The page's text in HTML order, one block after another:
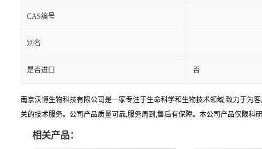
CAS编号
别名
是否进口 否
南京沃博生物科技有限公司是一家专注于生命科学和生物技术领域,致力于为
关的技术服务。公司产品质量可靠,服务周到,售后有保障。本公司产品仅限科
相关产品：